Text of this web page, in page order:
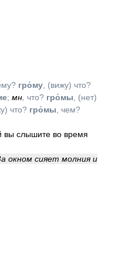
гро́му , (вижу) что?
; мн. что? гро́мы , (нет)
что? гро́мы , чем?
вы слышите во время
окном сияет молния и